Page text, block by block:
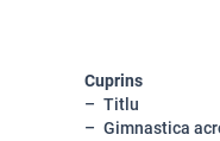
Cuprins
Titlu
Gimnastica